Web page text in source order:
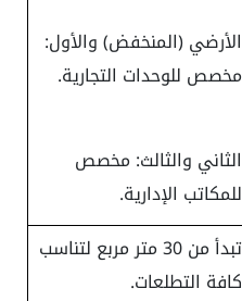
الأرضي (المنخفض) والأول:
مخصص للوحدات التجارية.
الثاني والثالث: مخصص
للمكاتب الإدارية.
تبدأ من 30 متر مربع لتناسب
كافة التطلعات.